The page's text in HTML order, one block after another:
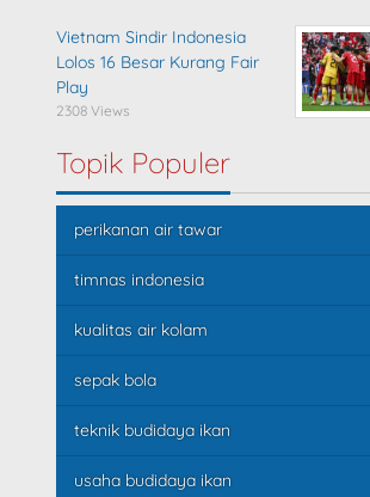
Vietnam Sindir Indonesia
Lolos 16 Besar Kurang Fair
Play
2308 Views
Topik Populer
perikanan air tawar
timnas indonesia
kualitas air kolam
sepak bola
teknik budidaya ikan
usaha budidaya ikan